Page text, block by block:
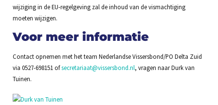
wijziging in de EU-regelgeving zal de inhoud van de vismachtiging
moeten wijzigen.
Voor meer informatie
Contact opnemen met het team Nederlandse Vissersbond/PO Delta Zuid
via 0527-698151 ofsecretariaat@vissersbond.nl, vragen naar Durk van
Tuinen.